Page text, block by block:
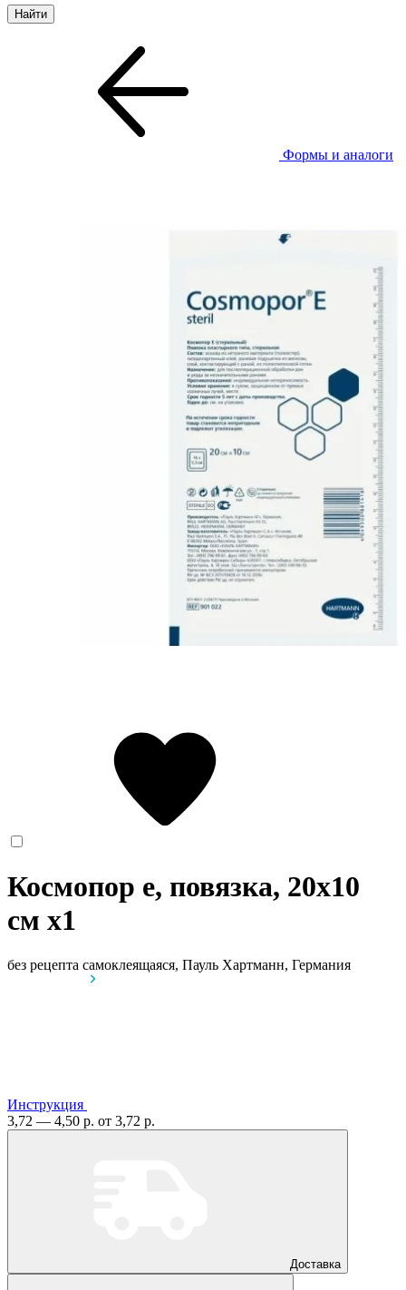
Формы и аналоги
Космопор е, повязка, 20х10
см x1
без рецепта самоклеящаяся, Пауль Хартманн, Германия
Инструкция
3,72 — 4,50 р. от 3,72 р.
Доставка